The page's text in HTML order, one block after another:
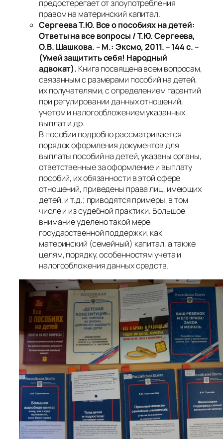
предостерегает от злоупотребления
правом на материнский капитал.
Сергеева Т.Ю. Все о пособиях на детей:
Ответы на все вопросы / Т.Ю. Сергеева,
О.В. Шашкова. – М.: Эксмо, 2011. – 144 с. –
(Умей защитить себя! Народный
адвокат). Книга посвящена всем вопросам,
связанным с размерами пособий на детей,
их получателями, с определением гарантий
при регулировании данных отношений,
учетом и налогообложением указанных
выплат и др.
В пособии подробно рассматривается
порядок оформления документов для
выплаты пособий на детей, указаны органы,
ответственные за оформление и выплату
пособий, их обязанности в этой сфере
отношений, приведены права лиц, имеющих
детей, и т.д.; приводятся примеры, в том
числе и из судебной практики. Большое
внимание уделено такой мере
государственной поддержки, как
материнский (семейный) капитал, а также
целям, порядку, особенностям учета и
налогообложения данных средств.